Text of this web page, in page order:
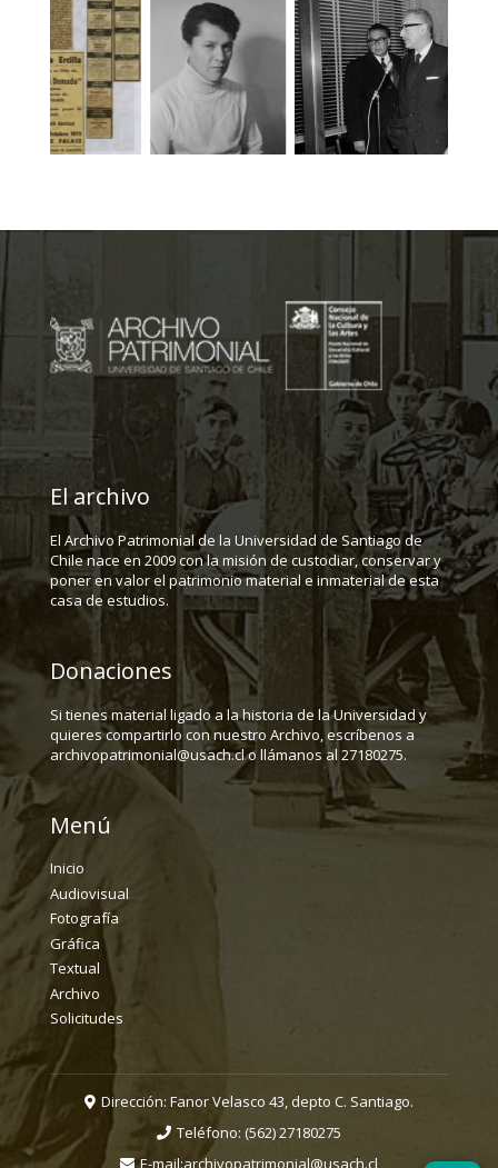
El archivo
El Archivo Patrimonial de la Universidad de Santiago de
Chile nace en 2009 con la misión de custodiar, conservar y
poner en valor el patrimonio material e inmaterial de esta
casa de estudios.
Donaciones
Si tienes material ligado a la historia de la Universidad y
quieres compartirlo con nuestro Archivo, escríbenos a
archivopatrimonial@usach.cl o llámanos al 27180275.
Menú
Inicio
Audiovisual
Fotografía
Gráfica
Textual
Archivo
Solicitudes
Dirección: Fanor Velasco 43, depto C. Santiago.
Teléfono: (562) 27180275
E-mail:archivopatrimonial@usach.cl